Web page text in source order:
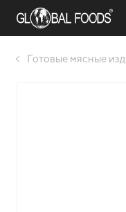
Готовые мясные